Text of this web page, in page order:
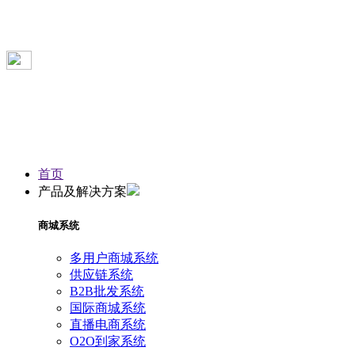
首页
产品及解决方案
商城系统
多用户商城系统
供应链系统
B2B批发系统
国际商城系统
直播电商系统
O2O到家系统